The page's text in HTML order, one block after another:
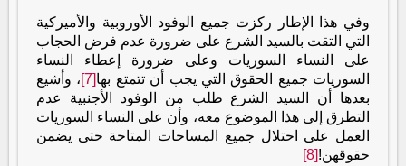
وفي هذا الإطار ركزت جميع الوفود الأوروبية والأميركية
التي التقت بالسيد الشرع على ضرورة عدم فرض الحجاب
على النساء السوريات وعلى ضرورة إعطاء النساء
السوريات جميع الحقوق التي يجب أن تتمتع بها[7]، وأشيع
بعدها أن السيد الشرع طلب من الوفود الأجنبية عدم
التطرق إلى هذا الموضوع معه، وأن على النساء السوريات
العمل على احتلال جميع المساحات المتاحة حتى يضمن
حقوقهن![8]